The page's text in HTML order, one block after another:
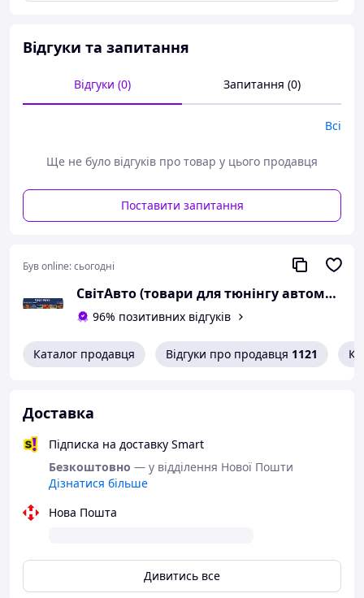
Відгуки та запитання
Відгуки (0) Запитання (0)
Всі
Ще не було відгуків про товар у цього продавця
Поставити запитання
Був online:сьогодні
СвітАвто (товари для тюнінгу автомобілів ВАЗ)
96% позитивних відгуків
Каталог продавця Відгуки про продавця 1121
Доставка
Підписка на доставку Smart
Безкоштовно — у відділення Нової Пошти
Дізнатися більше
Нова Пошта
Дивитись все